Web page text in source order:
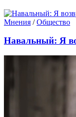
Мнения /Общество
Навальный: Я